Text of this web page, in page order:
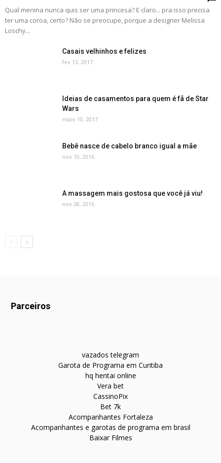
Qual menina nunca quis ser uma princesa? E claro... pra isso precisa
ter uma coroa, certo? Não se preocupe, porque a designer Melissa
Loschy...
Casais velhinhos e felizes
fev 13, 2017
Ideias de casamentos para quem é fã de Star
Wars
maio 10, 2017
Bebê nasce de cabelo branco igual a mãe
nov 10, 2016
A massagem mais gostosa que você já viu!
nov 28, 2016
Parceiros
vazados telegram
Garota de Programa em Curitiba
hq hentai online
Vera bet
CassinoPix
Bet 7k
Acompanhantes Fortaleza
Acompanhantes e garotas de programa em brasil
Baixar Filmes